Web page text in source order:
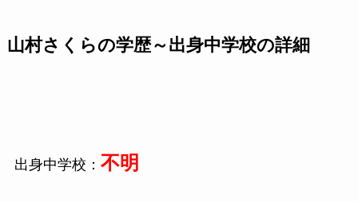
山村さくらの学歴～出身中学校の詳細
出身中学校： 不明